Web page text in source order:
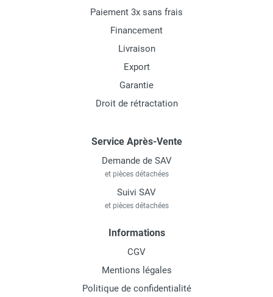
Paiement 3x sans frais
Financement
Livraison
Export
Garantie
Droit de rétractation
Service Après-Vente
Demande de SAV
et pièces détachées
Suivi SAV
et pièces détachées
Informations
CGV
Mentions légales
Politique de confidentialité